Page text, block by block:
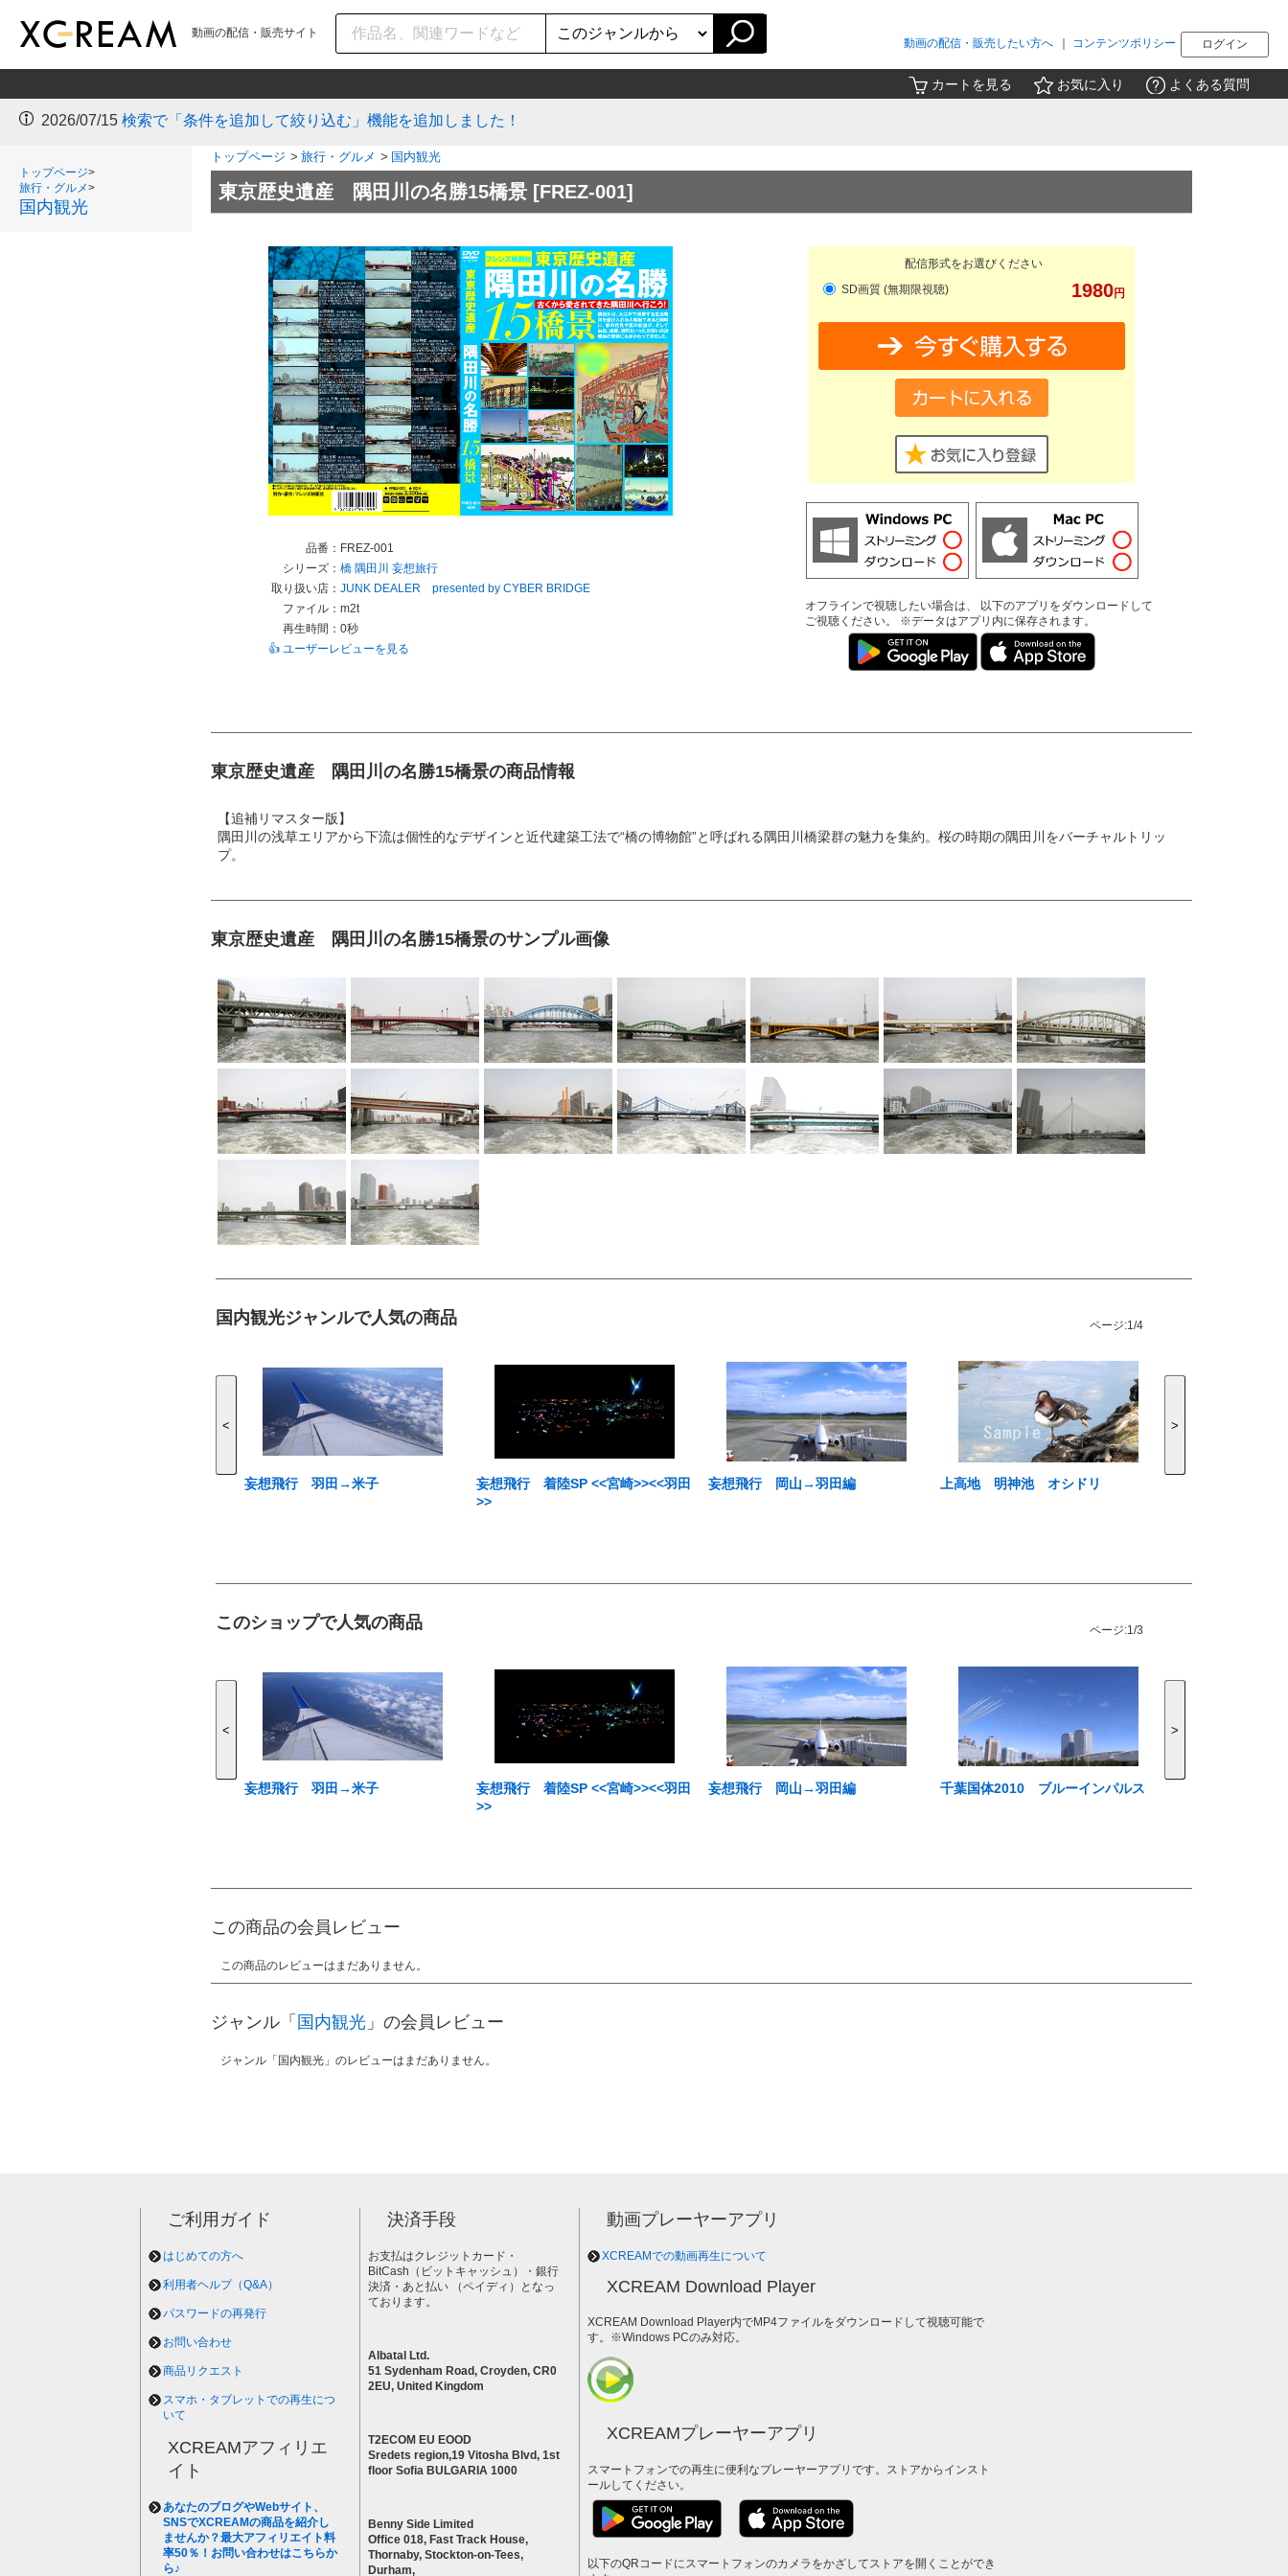
動画の配信・販売サイト
ログイン
コンテンツポリシー
動画の配信・販売したい方へ
カートを見る お気に入り よくある質問
2026/07/15 検索で「条件を追加して絞り込む」機能を追加しました！
トップページ>
旅行・グルメ>
国内観光
トップページ > 旅行・グルメ > 国内観光
東京歴史遺産 隅田川の名勝15橋景 [FREZ-001]
品番： FREZ-001
シリーズ： 橋 隅田川 妄想旅行
取り扱い店： JUNK DEALER presented by CYBER BRIDGE
ファイル： m2t
再生時間： 0秒
👍 ユーザーレビューを見る
配信形式をお選びください
1980円
SD画質 (無期限視聴)
オフラインで視聴したい場合は、 以下のアプリをダウンロードして
ご視聴ください。 ※データはアプリ内に保存されます。
東京歴史遺産 隅田川の名勝15橋景の商品情報
【追補リマスター版】
隅田川の浅草エリアから下流は個性的なデザインと近代建築工法で“橋の博物館”と呼ばれる隅田川橋梁群の魅力を集約。桜の時期の隅田川をバーチャルトリッ
プ。
東京歴史遺産 隅田川の名勝15橋景のサンプル画像
国内観光ジャンルで人気の商品 ページ:1/4
<
妄想飛行 羽田→米子
妄想飛行 着陸SP <<宮崎>><<羽田
>>
妄想飛行 岡山→羽田編 上高地 明神池 オシドリ
>
このショップで人気の商品 ページ:1/3
<
妄想飛行 羽田→米子
妄想飛行 着陸SP <<宮崎>><<羽田
>>
妄想飛行 岡山→羽田編 千葉国体2010 ブルーインパルス
>
この商品の会員レビュー
この商品のレビューはまだありません。
ジャンル「 国内観光 」の会員レビュー
ジャンル「国内観光」のレビューはまだありません。
ご利用ガイド
はじめての方へ
利用者ヘルプ（Q&A）
パスワードの再発行
お問い合わせ
商品リクエスト
スマホ・タブレットでの再生につ
いて
XCREAMアフィリエ
イト
あなたのブログやWebサイト、
SNSでXCREAMの商品を紹介し
ませんか？最大アフィリエイト料
率50％！お問い合わせはこちらか
ら♪
決済手段
お支払はクレジットカード・
BitCash（ビットキャッシュ）・銀行
決済・あと払い （ペイディ）となっ
ております。
Albatal Ltd.
51 Sydenham Road, Croyden, CR0
2EU, United Kingdom
T2ECOM EU EOOD
Sredets region,19 Vitosha Blvd, 1st
floor Sofia BULGARIA 1000
Benny Side Limited
Office 018, Fast Track House,
Thornaby, Stockton-on-Tees,
Durham,
動画プレーヤーアプリ
XCREAMでの動画再生について
XCREAM Download Player
XCREAM Download Player内でMP4ファイルをダウンロードして視聴可能で
す。※Windows PCのみ対応。
XCREAMプレーヤーアプリ
スマートフォンでの再生に便利なプレーヤーアプリです。ストアからインスト
ールしてください。
以下のQRコードにスマートフォンのカメラをかざしてストアを開くことができ